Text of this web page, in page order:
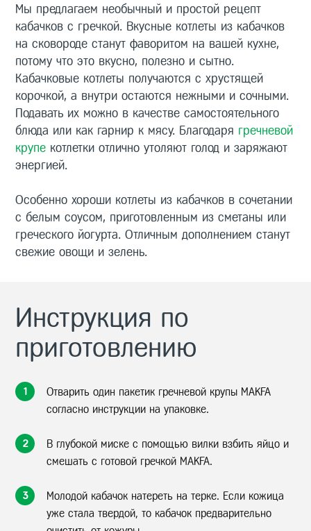
Мы предлагаем необычный и простой рецепт
кабачков с гречкой. Вкусные котлеты из кабачков
на сковороде станут фаворитом на вашей кухне,
потому что это вкусно, полезно и сытно.
Кабачковые котлеты получаются с хрустящей
корочкой, а внутри остаются нежными и сочными.
Подавать их можно в качестве самостоятельного
блюда или как гарнир к мясу. Благодаря гречневой
крупе котлетки отлично утоляют голод и заряжают
энергией.
Особенно хороши котлеты из кабачков в сочетании
с белым соусом, приготовленным из сметаны или
греческого йогурта. Отличным дополнением станут
свежие овощи и зелень.
Инструкция по
приготовлению
1
Отварить один пакетик гречневой крупы MAKFA
согласно инструкции на упаковке.
2
В глубокой миске с помощью вилки взбить яйцо и
смешать с готовой гречкой MAKFA.
3
Молодой кабачок натереть на терке. Если кожица
уже стала твердой, то кабачок предварительно